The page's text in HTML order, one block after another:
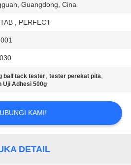
Guangdong, Cina
, PERFECT
ball tack tester,tester perekat pita,
Uji Adhesi 500g
KAMI!
DETAIL